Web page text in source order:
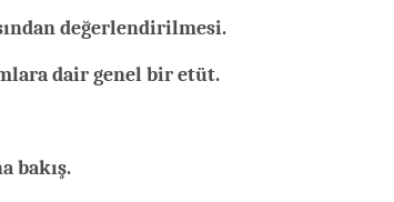
değerlendirilmesi.
dair genel bir etüt.
bakış.